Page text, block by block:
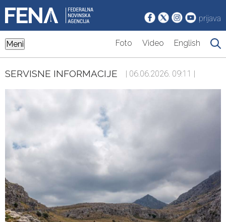
prijava
Meni Foto Video English
SERVISNE INFORMACIJE | 06.06.2026. 09:11 |